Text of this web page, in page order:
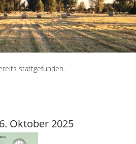
stattgefunden.
6. Oktober 2025